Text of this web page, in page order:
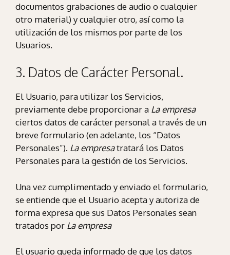
documentos grabaciones de audio o cualquier
otro material) y cualquier otro, así como la
utilización de los mismos por parte de los
Usuarios.
3. Datos de Carácter Personal.
El Usuario, para utilizar los Servicios,
previamente debe proporcionar a La empresa
ciertos datos de carácter personal a través de un
breve formulario (en adelante, los “Datos
Personales”). La empresatratará los Datos
Personales para la gestión de los Servicios.
Una vez cumplimentado y enviado el formulario,
se entiende que el Usuario acepta y autoriza de
forma expresa que sus Datos Personales sean
tratados por La empresa
El usuario queda informado de que los datos